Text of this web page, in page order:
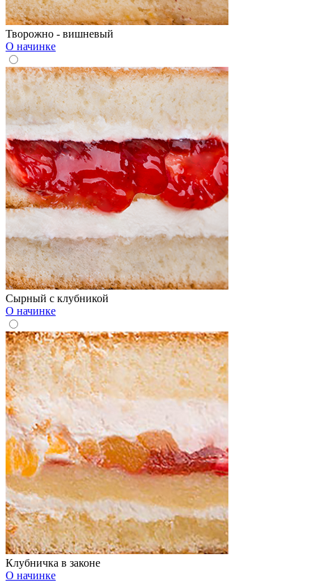
Творожно - вишневый
О начинке
Сырный с клубникой
О начинке
Клубничка в законе
О начинке